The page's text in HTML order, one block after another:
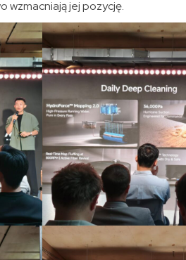
wzmacniają jej pozycję.